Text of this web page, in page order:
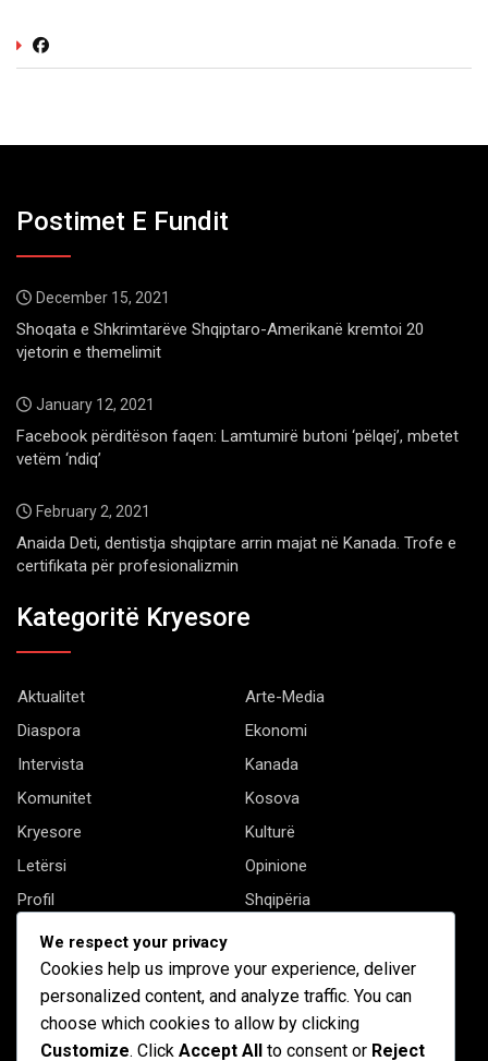
Postimet E Fundit
December 15, 2021
Shoqata e Shkrimtarëve Shqiptaro-Amerikanë kremtoi 20
vjetorin e themelimit
January 12, 2021
Facebook përditëson faqen: Lamtumirë butoni ‘pëlqej’, mbetet
vetëm ‘ndiq’
February 2, 2021
Anaida Deti, dentistja shqiptare arrin majat në Kanada. Trofe e
certifikata për profesionalizmin
Kategoritë Kryesore
Aktualitet
Arte-Media
Diaspora
Ekonomi
Intervista
Kanada
Komunitet
Kosova
Kryesore
Kulturë
Letërsi
Opinione
Profil
Shqipëria
Shqiptarët në biznes
Të tjera
We respect your privacy
Cookies help us improve your experience, deliver
personalized content, and analyze traffic. You can
choose which cookies to allow by clicking
Customize. Click Accept All to consent or Reject